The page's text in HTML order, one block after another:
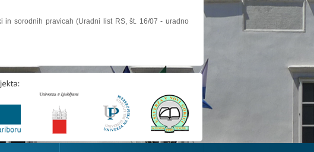
sorodnih pravicah (Uradni list RS, št. 16/07 - uradno